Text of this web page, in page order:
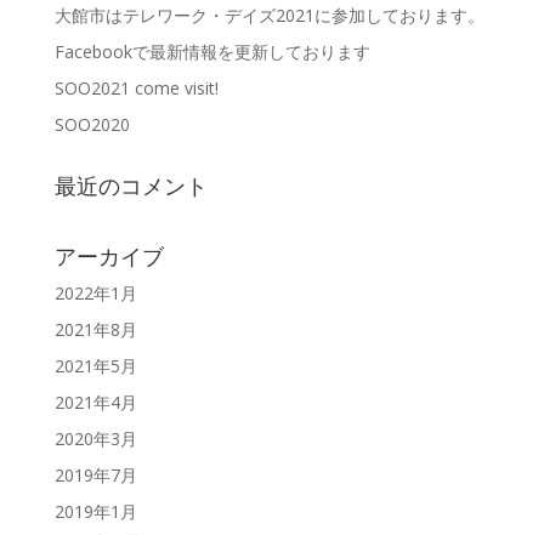
大館市はテレワーク・デイズ2021に参加しております。
Facebookで最新情報を更新しております
SOO2021 come visit!
SOO2020
最近のコメント
アーカイブ
2022年1月
2021年8月
2021年5月
2021年4月
2020年3月
2019年7月
2019年1月